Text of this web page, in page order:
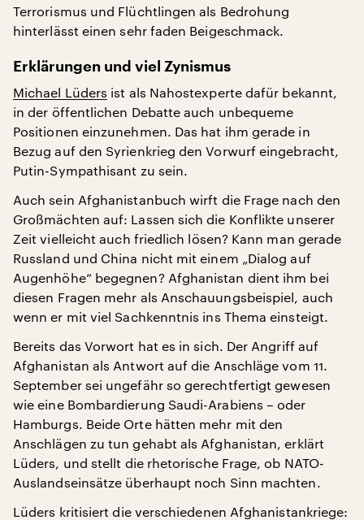
Terrorismus und Flüchtlingen als Bedrohung
hinterlässt einen sehr faden Beigeschmack.
Erklärungen und viel Zynismus
Michael Lüders ist als Nahostexperte dafür bekannt,
in der öffentlichen Debatte auch unbequeme
Positionen einzunehmen. Das hat ihm gerade in
Bezug auf den Syrienkrieg den Vorwurf eingebracht,
Putin-Sympathisant zu sein.
Auch sein Afghanistanbuch wirft die Frage nach den
Großmächten auf: Lassen sich die Konflikte unserer
Zeit vielleicht auch friedlich lösen? Kann man gerade
Russland und China nicht mit einem „Dialog auf
Augenhöhe“ begegnen? Afghanistan dient ihm bei
diesen Fragen mehr als Anschauungsbeispiel, auch
wenn er mit viel Sachkenntnis ins Thema einsteigt.
Bereits das Vorwort hat es in sich. Der Angriff auf
Afghanistan als Antwort auf die Anschläge vom 11.
September sei ungefähr so gerechtfertigt gewesen
wie eine Bombardierung Saudi-Arabiens – oder
Hamburgs. Beide Orte hätten mehr mit den
Anschlägen zu tun gehabt als Afghanistan, erklärt
Lüders, und stellt die rhetorische Frage, ob NATO-
Auslandseinsätze überhaupt noch Sinn machten.
Lüders kritisiert die verschiedenen Afghanistankriege: